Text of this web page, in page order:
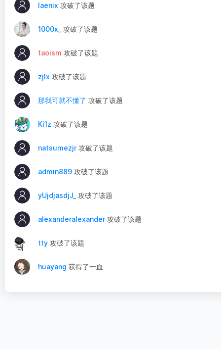
laenix 攻破了该题
1000x_ 攻破了该题
taoism 攻破了该题
zjlx 攻破了该题
那我可就不懂了 攻破了该题
Ki1z 攻破了该题
natsumezjr 攻破了该题
admin889 攻破了该题
yUjdjasdjJ_ 攻破了该题
alexanderalexander 攻破了该题
tty 攻破了该题
huayang 获得了一血